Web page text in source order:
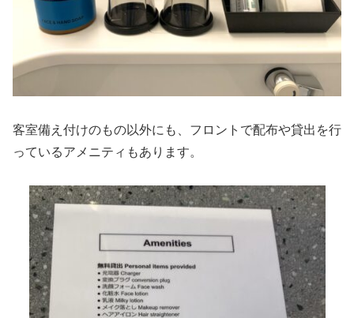
客室備え付けのもの以外にも、フロントで配布や貸出を行
っているアメニティもあります。